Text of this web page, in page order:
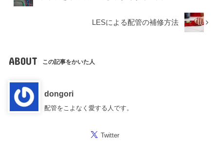
LESによる配管の補修方法
ABOUT この記事をかいた人
dongori
配管をこよなく愛する人です。
Twitter